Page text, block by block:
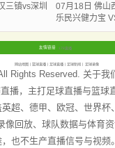
三镇vs深圳
07月18日 佛山
乐民兴健力宝
友情链接 178直播
网站地图 篮球直播 足球直播 足球新闻 足球录像
Rights Reserved. 关于我
播，主打足球直播与篮球
超、德甲、欧冠、世界杯
像回放、球队数据与体育
也不生产直播信号与视频